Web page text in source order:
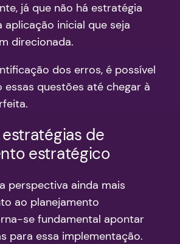
já que não há estratégia
aplicação inicial que seja
direcionada.
dos erros, é possível
questões até chegar à
de
estratégico
perspectiva ainda mais
ao planejamento
se fundamental apontar
para essa implementação.